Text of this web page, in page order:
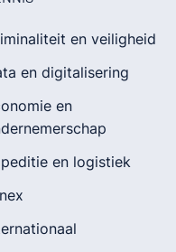
en veiligheid
en digitalisering
en
en logistiek